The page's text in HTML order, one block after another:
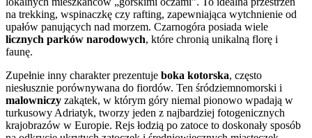
na trekking, wspinaczkę czy rafting, zapewniająca wytchnienie od
upałów panujących nad morzem. Czarnogóra posiada wiele
licznych parków narodowych, które chronią unikalną florę i
faunę.
Zupełnie inny charakter prezentuje boka kotorska, często
niesłusznie porównywana do fiordów. Ten śródziemnomorski i
malowniczy zakątek, w którym góry niemal pionowo wpadają w
turkusowy Adriatyk, tworzy jeden z najbardziej fotogenicznych
krajobrazów w Europie. Rejs łodzią po zatoce to doskonały sposób